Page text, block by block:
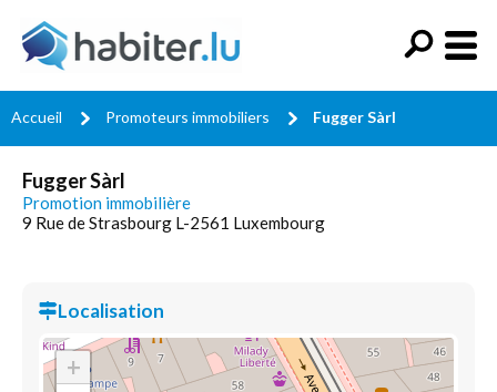
Accueil Promoteurs immobiliers Fugger Sàrl
Fugger Sàrl
Promotion immobilière
9 Rue de Strasbourg L-2561 Luxembourg
Localisation
+